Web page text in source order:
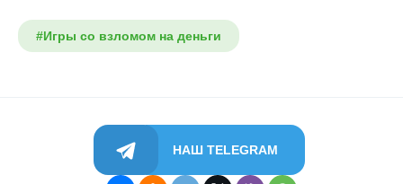
#Игры со взломом на деньги
НАШ TELEGRAM